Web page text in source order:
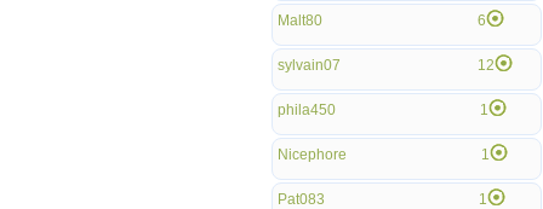
Malt80 6
sylvain07 12
phila450 1
Nicephore 1
Pat083 1